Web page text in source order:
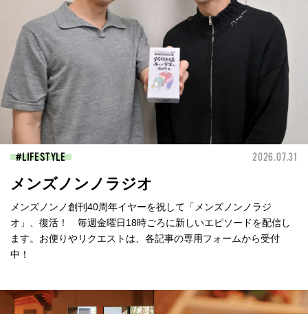
LIFESTYLE 2026.07.31
メンズノンノラジオ
メンズノンノ創刊40周年イヤーを祝して「メンズノンノラジ
オ」、復活！ 毎週金曜日18時ごろに新しいエピソードを配信し
ます。お便りやリクエストは、各記事の専用フォームから受付
中！